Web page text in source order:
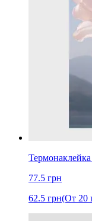
77.5 грн
62.5 грн(От 20